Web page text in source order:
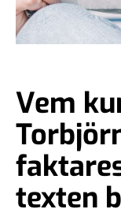
Vem
texten